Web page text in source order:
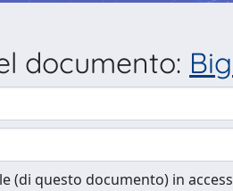
documento:
(di questo documento) in